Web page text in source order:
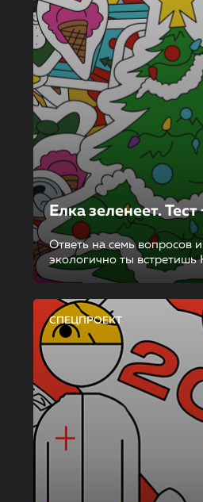
Елка зеленеет. Тест
Ответь на семь вопросов
экологично ты
СПЕЦПРОЕКТ